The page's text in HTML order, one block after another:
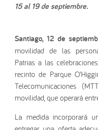
15 al 19 de septiembre.
Santiago, 12 de
movilidad de las
Patrias a las
recinto de Parque
Telecomunicaciones
movilidad, que operará
La medida incorporará